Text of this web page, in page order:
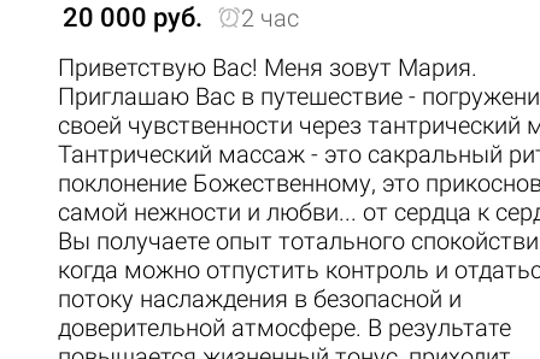
20 000 руб.
2 час
Приветствую Вас! Меня зовут Мария.
Приглашаю Вас в путешествие -
своей чувственности через тантрический
Тантрический массаж - это сакральный
поклонение Божественному, это
самой нежности и любви... от сердца к
Вы получаете опыт тотального
когда можно отпустить контроль и
потоку наслаждения в безопасной и
доверительной атмосфере. В результате